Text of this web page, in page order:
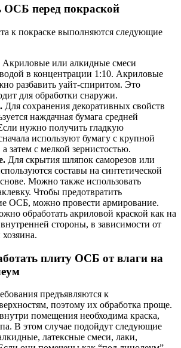
ОСБ перед покраской
к покраске выполняются следующие
Акриловые или алкидные смеси
в концентрации 1:10. Акриловые
разбавить уайт-спиритом. Это
для обработки снаружи.
Для сохранения декоративных свойств
наждачная бумага средней
нужно получить гладкую
используют бумагу с крупной
затем с мелкой зернистостью.
Для скрытия шляпок саморезов или
составы на синтетической
Можно также использовать
Чтобы предотвратить
ОСБ, можно провести армирование.
обработать акриловой краской как на
стороны, в зависимости от
плиту ОСБ от влаги на
предъявляются к
поэтому их обработка проще.
помещения необходима краска,
В этом случае подойдут следующие
латексные смеси, лаки,